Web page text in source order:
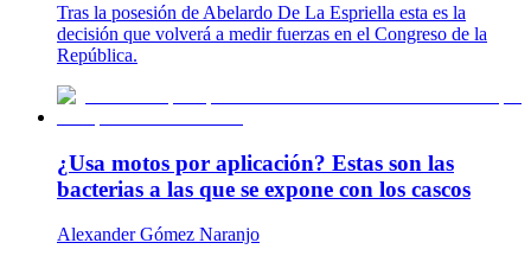
Tras la posesión de Abelardo De La Espriella esta es la
decisión que volverá a medir fuerzas en el Congreso de la
República.
¿Usa motos por aplicación? Estas son las
bacterias a las que se expone con los cascos
Alexander Gómez Naranjo